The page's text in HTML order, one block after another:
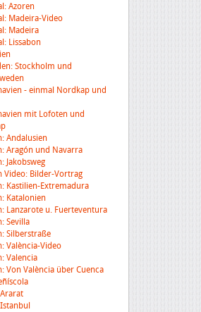
Azoren
Madeira-Video
Madeira
Lissabon
Stockholm und
- einmal Nordkap und
mit Lofoten und
Andalusien
Aragón und Navarra
Jakobsweg
Video: Bilder-Vortrag
Kastilien-Extremadura
Katalonien
Lanzarote u. Fuerteventura
Sevilla
Silberstraße
València-Video
Valencia
Von València über Cuenca